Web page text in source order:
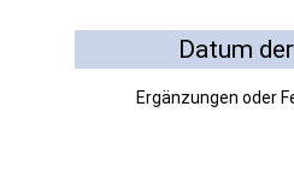
Datum
Ergänzungen oder